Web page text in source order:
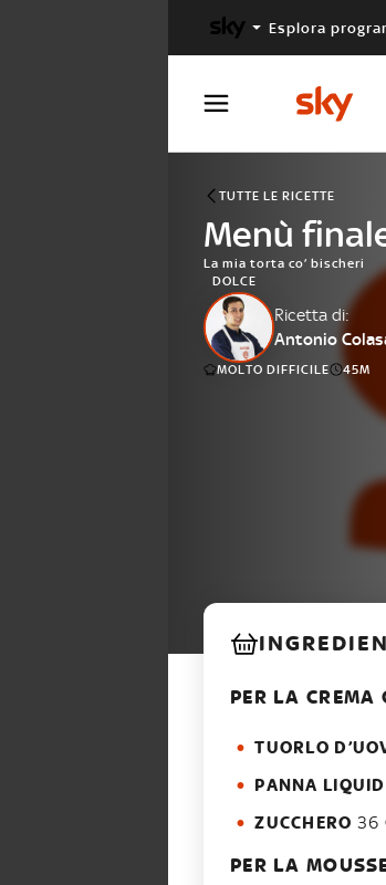
Esplora
TUTTE LE RICETTE
Menù
La mia torta co’ bischeri
DOLCE
Ricetta di:
Antonio
MOLTO DIFFICILE 45M
PER LA CREMA
TUORLO
PANNA
ZUCCHERO 36
PER LA